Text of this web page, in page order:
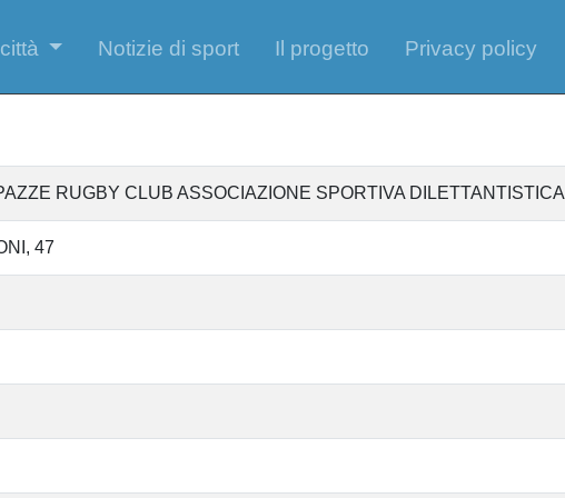
Notizie di sport Il progetto Privacy policy
RUGBY CLUB ASSOCIAZIONE SPORTIVA DILETTANTISTICA
47